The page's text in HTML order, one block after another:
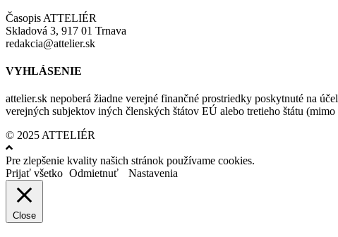
Časopis ATTELIÉR
Skladová 3, 917 01 Trnava
redakcia@attelier.sk
VYHLÁSENIE
attelier.sk nepoberá žiadne verejné finančné prostriedky poskytnuté na
verejných subjektov iných členských štátov EÚ alebo tretieho štátu
© 2025 ATTELIÉR
Pre zlepšenie kvality našich stránok používame cookies.
Prijať všetko Odmietnuť Nastavenia
Close